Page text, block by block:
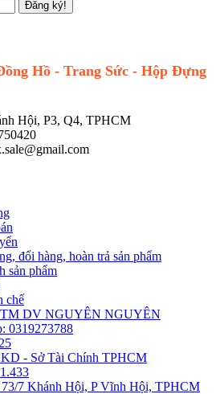
Đăng ký!
Hồ - Trang Sức - Hộp Đựng
Hội, P3, Q4, TPHCM
đổi hàng, hoàn trả sản phẩm
sản phẩm
chế
DV NGUYÊN NGUYÊN
0319273788
- Sở Tài Chính TPHCM
7 Khánh Hội, P Vĩnh Hội, TPHCM